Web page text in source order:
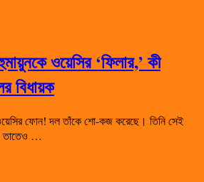
ওয়েসির ‘ফিলার,’ কী
বিধায়ক
ফোন! দল তাঁকে শো-কজ করেছে। তিনি সেই
তাতেও …